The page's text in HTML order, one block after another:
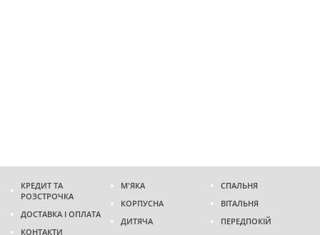
КРЕДИТ ТА
РОЗСТРОЧКА
ДОСТАВКА І ОПЛАТА
КОНТАКТИ
М'ЯКА
КОРПУСНА
ДИТЯЧА
СПАЛЬНЯ
ВІТАЛЬНЯ
ПЕРЕДПОКІЙ